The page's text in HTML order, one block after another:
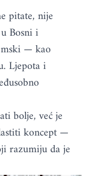
pitate, nije
Bosni i
— kao
Ljepota i
bolje, već je
koncept —
razumiju da je